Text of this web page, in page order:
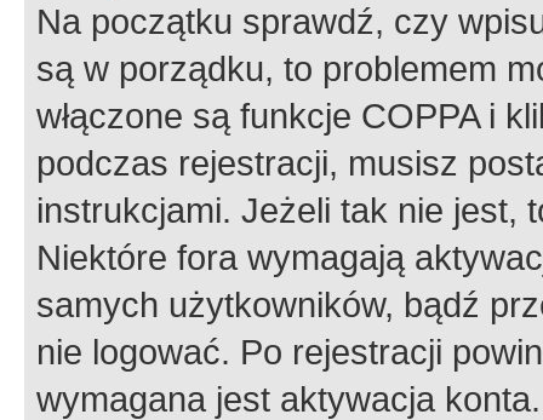
Na początku sprawdź, czy
są w porządku, to problemem
włączone są funkcje COPPA i
podczas rejestracji, musisz
instrukcjami. Jeżeli tak nie jest,
Niektóre fora wymagają
samych użytkowników, bądź
nie logować. Po rejestracji
wymagana jest aktywacja